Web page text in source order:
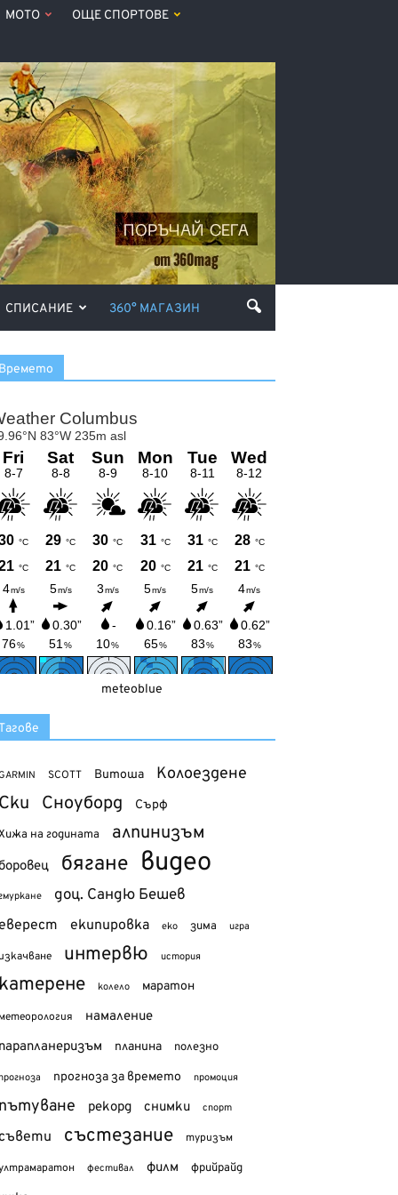
МОТО ОЩЕ СПОРТОВЕ
СПИСАНИЕ 360° МАГАЗИН
meteoblue
SCOTT Витоша Колоездене
Сноуборд Сърф
на годината алпинизъм
бягане видео
доц. Сандю Бешев
екипировка еко зима игра
интервю история
колело маратон
намаление
планина полезно
прогноза за времето промоция
рекорд снимки спорт
състезание туризъм
фестивал филм фрийрайд